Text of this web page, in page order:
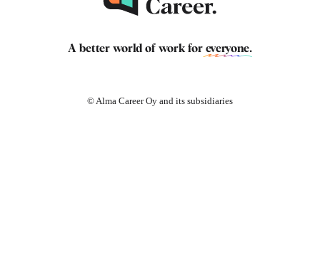
A better world of work for everyone.
© Alma Career Oy and its subsidiaries